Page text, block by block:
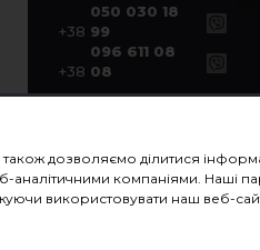
дозволяємо ділитися
аналітичними компаніями.
використовувати наш веб-
+38
050 030 18
99
+38
096 611 08
08